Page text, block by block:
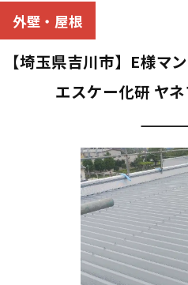
外壁・屋根
【埼玉県吉川市】E様マ
エスケー化研 ヤ